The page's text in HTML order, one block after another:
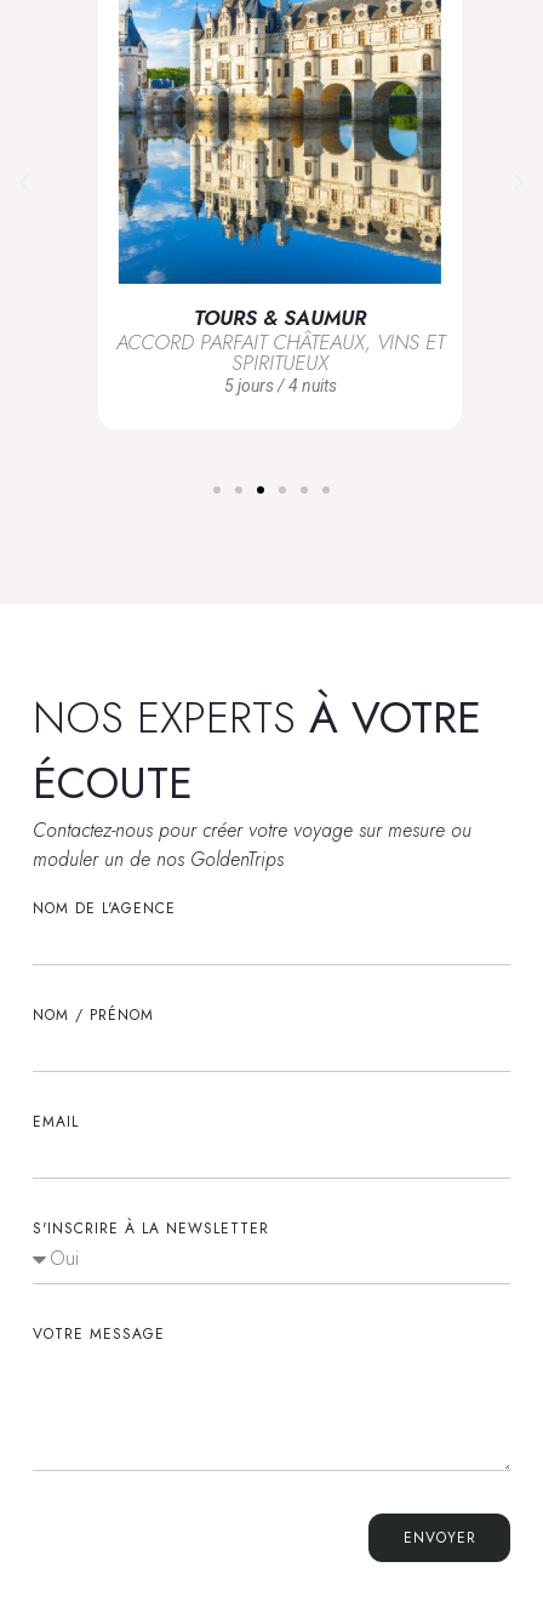
TOURS & SAUMUR
ACCORD PARFAIT CHÂTEAUX, VINS ET
SPIRITUEUX
5 jours / 4 nuits
NOS EXPERTS À VOTRE
ÉCOUTE
Contactez-nous pour créer votre voyage sur mesure ou
moduler un de nos GoldenTrips
NOM DE L'AGENCE
NOM / PRÉNOM
EMAIL
S'INSCRIRE À LA NEWSLETTER
VOTRE MESSAGE
ENVOYER